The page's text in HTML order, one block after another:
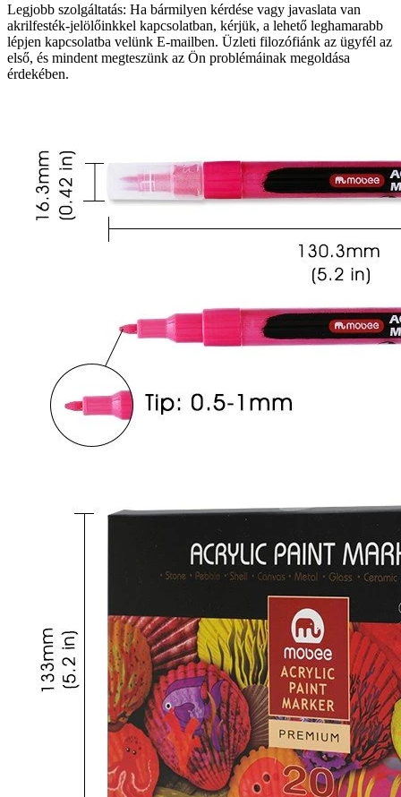
Legjobb szolgáltatás: Ha bármilyen kérdése vagy javaslata van
akrilfesték-jelölőinkkel kapcsolatban, kérjük, a lehető leghamarabb
lépjen kapcsolatba velünk E-mailben. Üzleti filozófiánk az ügyfél az
első, és mindent megteszünk az Ön problémáinak megoldása
érdekében.